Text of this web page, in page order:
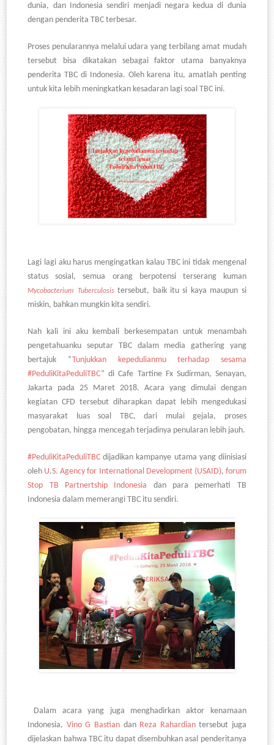
dunia, dan Indonesia sendiri menjadi negara kedua di dunia
dengan penderita TBC terbesar.
Proses penularannya melalui udara yang terbilang amat mudah
tersebut bisa dikatakan sebagai faktor utama banyaknya
penderita TBC di Indonesia. Oleh karena itu, amatlah penting
untuk kita lebih meningkatkan kesadaran lagi soal TBC ini.
Lagi lagi aku harus mengingatkan kalau TBC ini tidak mengenal
status sosial, semua orang berpotensi terserang kuman
Mycobacterium Tuberculosistersebut, baik itu si kaya maupun si
miskin, bahkan mungkin kita sendiri.
Nah kali ini aku kembali berkesempatan untuk menambah
pengetahuanku seputar TBC dalam media gathering yang
bertajuk “Tunjukkan kepedulianmu terhadap sesama
#PeduliKitaPeduliTBC” di Cafe Tartine Fx Sudirman, Senayan,
Jakarta pada 25 Maret 2018. Acara yang dimulai dengan
kegiatan CFD tersebut diharapkan dapat lebih mengedukasi
masyarakat luas soal TBC, dari mulai gejala, proses
pengobatan, hingga mencegah terjadinya penularan lebih jauh.
#PeduliKitaPeduliTBC dijadikan kampanye utama yang diinisiasi
oleh U.S. Agency for International Development (USAID), forum
Stop TB Partnertship Indonesia dan para pemerhati TB
Indonesia dalam memerangi TBC itu sendiri.
Dalam acara yang juga menghadirkan aktor kenamaan
Indonesia, Vino G Bastian dan Reza Rahardiantersebut juga
dijelaskan bahwa TBC itu dapat disembuhkan asal penderitanya